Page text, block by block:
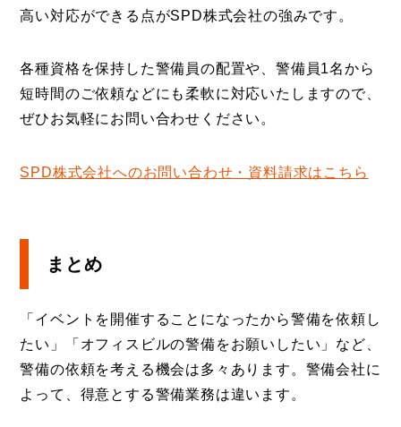
高い対応ができる点がSPD株式会社の強みです。
各種資格を保持した警備員の配置や、警備員1名から
短時間のご依頼などにも柔軟に対応いたしますので、
ぜひお気軽にお問い合わせください。
SPD株式会社へのお問い合わせ・資料請求はこちら
まとめ
「イベントを開催することになったから警備を依頼し
たい」「オフィスビルの警備をお願いしたい」など、
警備の依頼を考える機会は多々あります。警備会社に
よって、得意とする警備業務は違います。